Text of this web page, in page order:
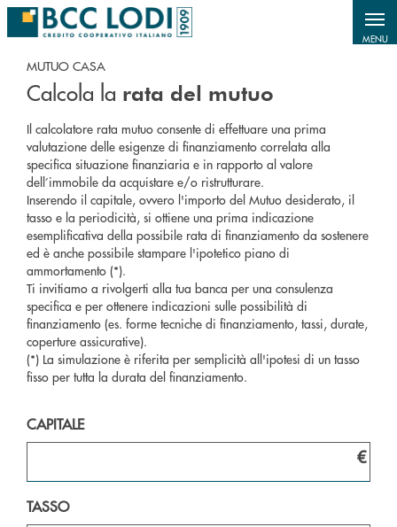
Salta al contenuto principale
MENU
MUTUO CASA
Calcola la rata del mutuo
Il calcolatore rata mutuo consente di effettuare una prima
valutazione delle esigenze di finanziamento correlata alla
specifica situazione finanziaria e in rapporto al valore
dell’immobile da acquistare e/o ristrutturare.
Inserendo il capitale, ovvero l'importo del Mutuo desiderato, il
tasso e la periodicità, si ottiene una prima indicazione
esemplificativa della possibile rata di finanziamento da sostenere
ed è anche possibile stampare l'ipotetico piano di
ammortamento (*).
Ti invitiamo a rivolgerti alla tua banca per una consulenza
specifica e per ottenere indicazioni sulle possibilità di
finanziamento (es. forme tecniche di finanziamento, tassi, durate,
coperture assicurative).
(*) La simulazione è riferita per semplicità all'ipotesi di un tasso
fisso per tutta la durata del finanziamento.
CAPITALE
€
TASSO